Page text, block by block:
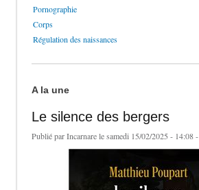
Pornographie
Corps
Régulation des naissances
A la une
Le silence des bergers
Publié parIncarnarele samedi 15/02/2025 - 14:08 -